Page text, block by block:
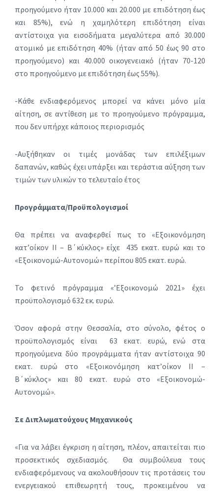
προηγούμενο ήταν 10.000 και 20.000 με επιδότηση έως
και 85%), ενώ η χαμηλότερη επιδότηση είναι
αντίστοιχα για εισοδήματα μεγαλύτερα από 30.000
ατομικό με επιδότηση 40% (ήταν από 50 έως 90 στο
προηγούμενο) και 40.000 οικογενειακό (ήταν 70-120
στο προηγούμενο με επιδότηση έως 55%).
-Κάθε ενδιαφερόμενος μπορεί να κάνει μόνο μία
αίτηση, σε αντίθεση με το προηγούμενο πρόγραμμα,
που δεν υπήρχε κάποιος περιορισμός
-Αυξήθηκαν οι τιμές μονάδας των επιλέξιμων
δαπανών, καθώς έχει υπάρξει και τεράστια αύξηση των
τιμών των υλικών το τελευταίο έτος
Προγράμματα/Προϋπολογισμοί
Θα πρέπει να αναφερθεί πως το «Εξοικονόμηση
κατ’οίκον ΙΙ – Β΄κύκλος» είχε 435 εκατ. ευρώ και το
«Εξοικονομώ-Αυτονομώ» περίπου 805 εκατ. ευρώ.
Το φετινό πρόγραμμα «’Εξοικονομώ 2021» έχει
προϋπολογισμό 632 εκ. ευρώ.
Όσον αφορά στην Θεσσαλία, στο σύνολο, φέτος ο
προϋπολογισμός είναι 63 εκατ. ευρώ, ενώ στα
προηγούμενα δύο προγράμματα ήταν αντίστοιχα 90
εκατ. ευρώ στο «Εξοικονόμηση κατ’οίκον ΙΙ –
Β΄κύκλος» και 80 εκατ. ευρώ στο «Εξοικονομώ-
Αυτονομώ».
Σε Διπλωματούχους Μηχανικούς
«Για να λάβει έγκριση η αίτηση, πλέον, απαιτείται πιο
προσεκτικός σχεδιασμός. Θα συμβούλευα τους
ενδιαφερόμενους να ακολουθήσουν τις προτάσεις του
ενεργειακού επιθεωρητή τους, προκειμένου να